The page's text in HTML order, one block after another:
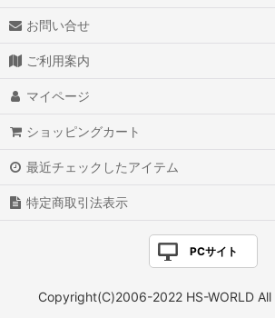
お問い合せ
ご利用案内
マイページ
ショッピングカート
最近チェックしたアイテム
特定商取引法表示
PCサイト
Copyright(C)2006-2022 HS-WORLD All